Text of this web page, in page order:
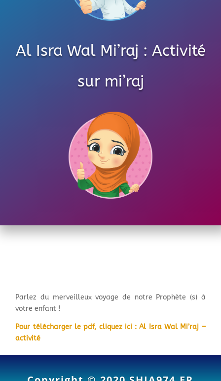
Al Isra Wal Mi’raj : Activité
sur mi’raj
Parlez du merveilleux voyage de notre Prophète (s) à
votre enfant !
Pour télécharger le pdf, cliquez ici : Al Isra Wal Mi’raj –
activité